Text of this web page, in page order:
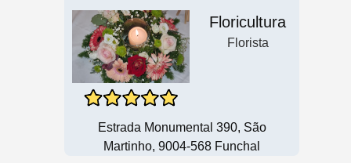
Floricultura
Florista
Estrada Monumental 390, São
Martinho, 9004-568 Funchal